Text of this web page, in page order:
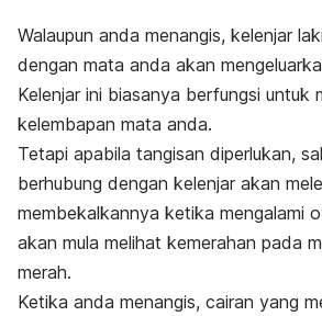
Walaupun anda menangis, kelenjar
dengan mata anda akan
Kelenjar ini biasanya berfungsi untuk
kelembapan mata anda.
Tetapi apabila tangisan diperlukan,
berhubung dengan kelenjar akan
membekalkannya ketika mengalami
akan mula melihat kemerahan pada
merah.
Ketika anda menangis, cairan yang